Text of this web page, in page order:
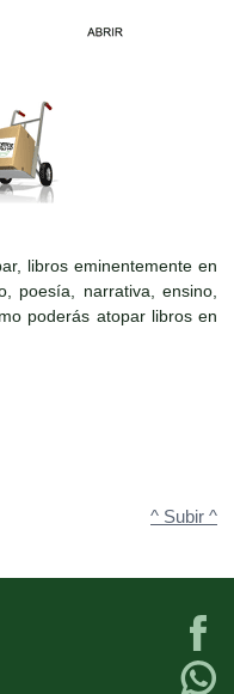
libros eminentemente en
poesía, narrativa, ensino,
poderás atopar libros en
^ Subir ^